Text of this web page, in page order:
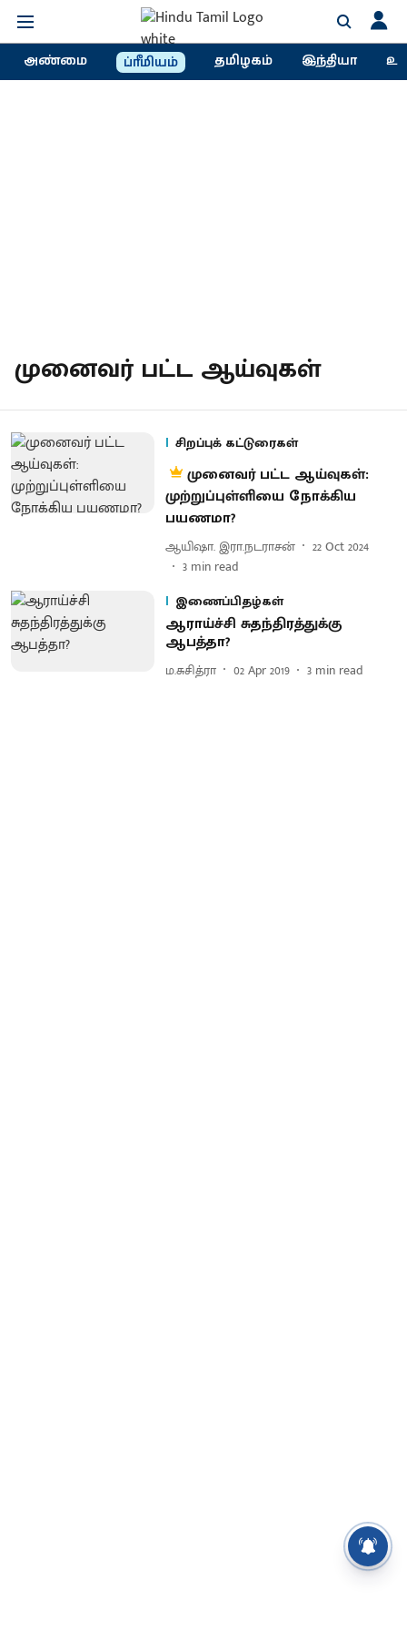
அண்மை ப்ரீமியம் தமிழகம் இந்தியா
முனைவர் பட்ட ஆய்வுகள்
சிறப்புக் கட்டுரைகள்
முனைவர் பட்ட ஆய்வுகள்:
முற்றுப்புள்ளியை நோக்கிய
பயணமா?
ஆயிஷா. இரா.நடராசன்
22 Oct 2024
3 min read
இணைப்பிதழ்கள்
ஆராய்ச்சி சுதந்திரத்துக்கு
ஆபத்தா?
ம.சுசித்ரா 02 Apr 2019 3 min read